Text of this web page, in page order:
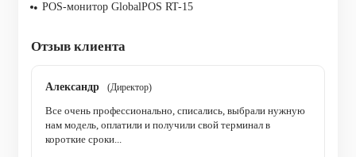
POS-монитор GlobalPOS RT-15
Отзыв клиента
Александр (Директор)
Все очень профессионально, списались, выбрали нужную
нам модель, оплатили и получили свой терминал в
короткие сроки...